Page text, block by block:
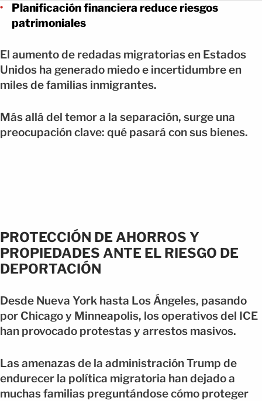
Planificación financiera reduce riesgos
patrimoniales
El aumento de redadas migratorias en Estados
Unidos ha generado miedo e incertidumbre en
miles de familias inmigrantes.
Más allá del temor a la separación, surge una
preocupación clave: qué pasará con sus bienes.
PROTECCIÓN DE AHORROS Y
PROPIEDADES ANTE EL RIESGO DE
DEPORTACIÓN
Desde Nueva York hasta Los Ángeles, pasando
por Chicago y Minneapolis, los operativos del ICE
han provocado protestas y arrestos masivos.
Las amenazas de la administración Trump de
endurecer la política migratoria han dejado a
muchas familias preguntándose cómo proteger